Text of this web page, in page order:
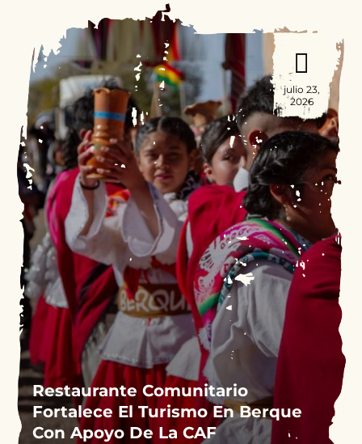
julio 23,
2026
Restaurante Comunitario
Fortalece El Turismo En Berque
Con Apoyo De La CAF